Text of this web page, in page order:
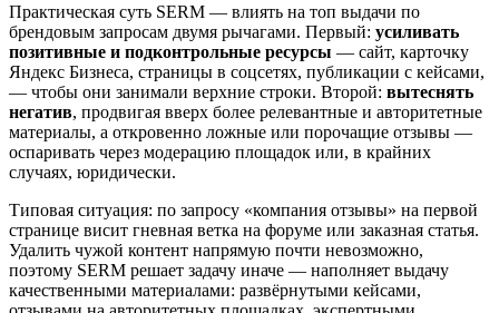
Практическая суть SERM — влиять на топ выдачи по
брендовым запросам двумя рычагами. Первый: усиливать
позитивные и подконтрольные ресурсы — сайт, карточку
Яндекс Бизнеса, страницы в соцсетях, публикации с кейсами,
— чтобы они занимали верхние строки. Второй: вытеснять
негатив, продвигая вверх более релевантные и авторитетные
материалы, а откровенно ложные или порочащие отзывы —
оспаривать через модерацию площадок или, в крайних
случаях, юридически.
Типовая ситуация: по запросу «компания отзывы» на первой
странице висит гневная ветка на форуме или заказная статья.
Удалить чужой контент напрямую почти невозможно,
поэтому SERM решает задачу иначе — наполняет выдачу
качественными материалами: развёрнутыми кейсами,